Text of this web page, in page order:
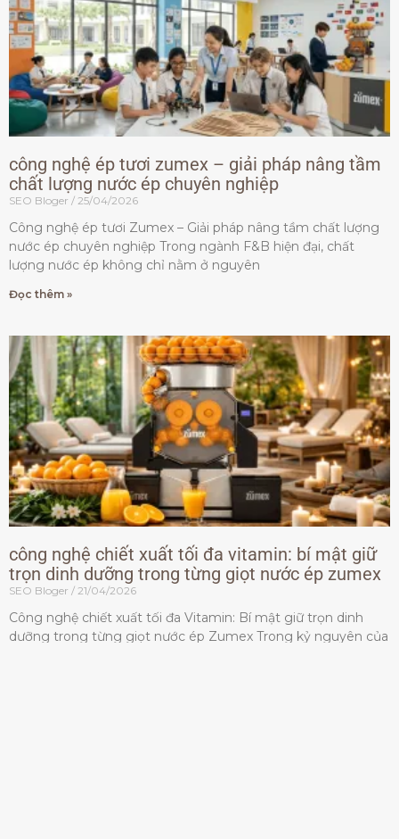
công nghệ ép tươi zumex – giải pháp nâng tầm
chất lượng nước ép chuyên nghiệp
SEO Bloger 25/04/2026
Công nghệ ép tươi Zumex – Giải pháp nâng tầm chất lượng
nước ép chuyên nghiệp Trong ngành F&B hiện đại, chất
lượng nước ép không chỉ nằm ở nguyên
Đọc thêm »
công nghệ chiết xuất tối đa vitamin: bí mật giữ
trọn dinh dưỡng trong từng giọt nước ép zumex
SEO Bloger 21/04/2026
Công nghệ chiết xuất tối đa Vitamin: Bí mật giữ trọn dinh
dưỡng trong từng giọt nước ép Zumex Trong kỷ nguyên của